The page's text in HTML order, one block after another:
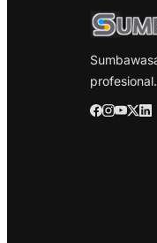
profesional.